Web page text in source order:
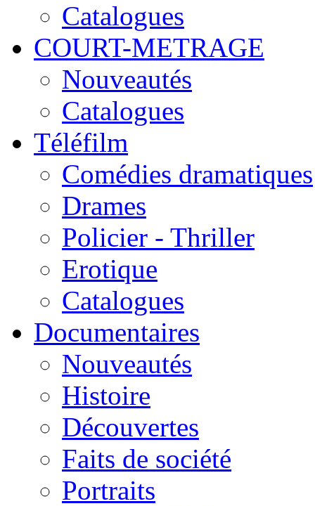
Catalogues
COURT-METRAGE
Nouveautés
Catalogues
Téléfilm
Comédies dramatiques
Drames
Policier - Thriller
Erotique
Catalogues
Documentaires
Nouveautés
Histoire
Découvertes
Faits de société
Portraits